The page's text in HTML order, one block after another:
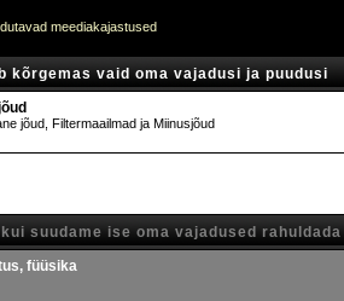
meediakajastused
kõrgemas vaid oma vajadusi ja puudusi
jõud, Filtermaailmad ja Miinusjõud
suudame ise oma vajadused rahuldada
füüsika